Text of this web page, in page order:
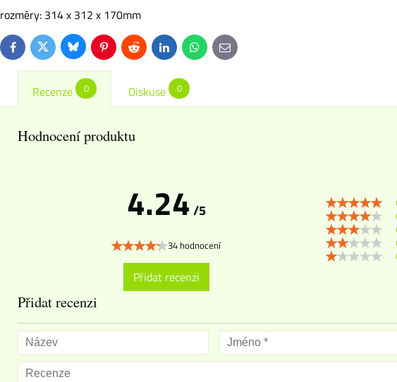
rozměry: 314 x 312 x 170mm
FacebookTwitterBlueskyPinterestReddit LinkedInWhatsApp
E-
mail
Recenze 0 Diskuse 0
Hodnocení produktu
4.24 /5
34 hodnocení
Přidat recenzi
Přidat recenzi